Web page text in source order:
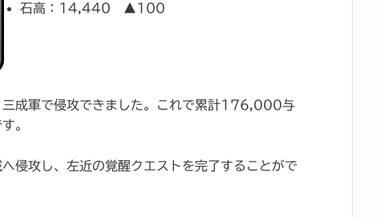
石高：14,440 ▲100
三成軍で侵攻できました。これで累計176,000与
。
侵攻し、左近の覚醒クエストを完了することがで